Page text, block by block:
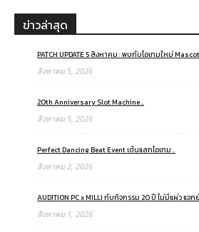
ข่าวล่าสุด
PATCH UPDATE 5 สิงหาคม : พบกับไอเทมใหม่
สิงหาคม 5, 2026
20th Anniversary Slot Machine ..
สิงหาคม 5, 2026
Perfect Dancing Beat Event เต้นแลกไอเทม ..
สิงหาคม 2, 2026
AUDITION PC x MILLI กับกิจกรรม 20 ปี ไม่มีแผ่ว แจก
สิงหาคม 1, 2026